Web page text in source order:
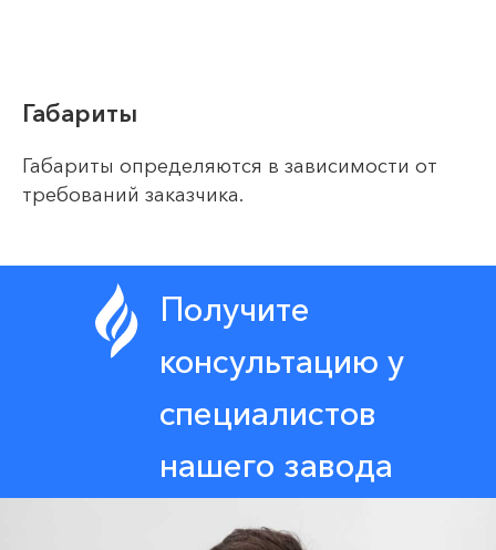
Габариты
Габариты определяются в зависимости от
требований заказчика.
Получите
консультацию у
специалистов
нашего завода